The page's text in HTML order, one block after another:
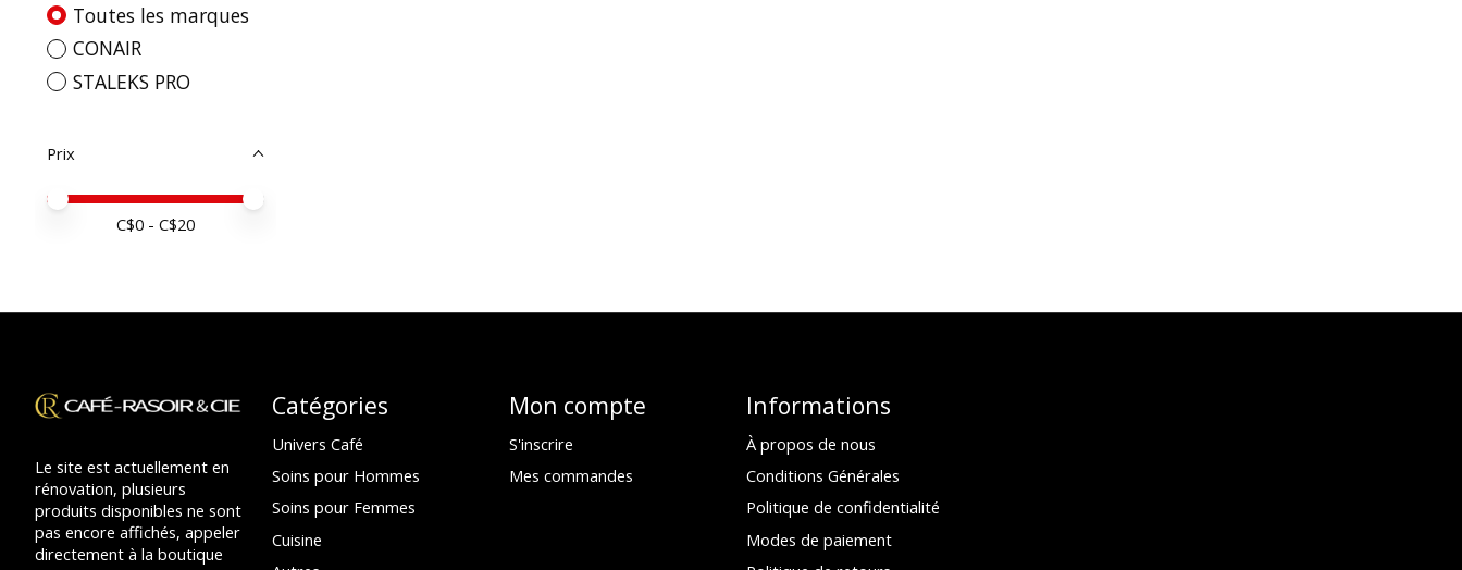
Toutes les marques
CONAIR
STALEKS PRO
Prix
Prix minimum
Price maximum value
C$0 - C$20
Le site est actuellement en
rénovation, plusieurs
produits disponibles ne sont
pas encore affichés, appeler
directement à la boutique
Catégories
Univers Café
Soins pour Hommes
Soins pour Femmes
Cuisine
Mon compte
S'inscrire
Mes commandes
Informations
À propos de nous
Conditions Générales
Politique de confidentialité
Modes de paiement